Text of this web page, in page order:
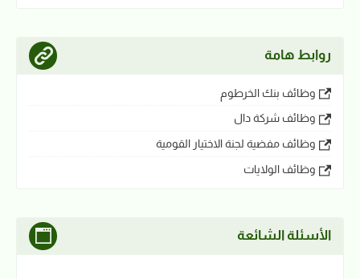
روابط هامة
وظائف بنك الخرطوم
وظائف شركة دال
وظائف مفضية لجنة الاختيار القومية
وظائف الولايات
الأسئلة الشائعة